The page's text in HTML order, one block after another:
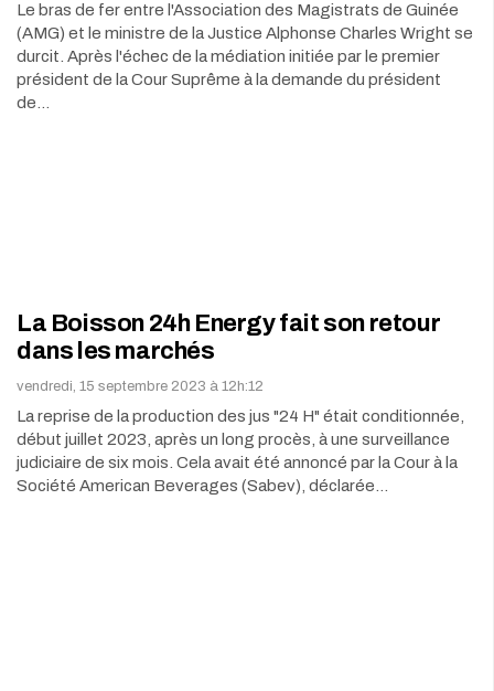
Le bras de fer entre l'Association des Magistrats de Guinée
(AMG) et le ministre de la Justice Alphonse Charles Wright se
durcit. Après l'échec de la médiation initiée par le premier
président de la Cour Suprême à la demande du président
de…
La Boisson 24h Energy fait son retour
dans les marchés
vendredi, 15 septembre 2023 à 12h:12
La reprise de la production des jus "24 H" était conditionnée,
début juillet 2023, après un long procès, à une surveillance
judiciaire de six mois. Cela avait été annoncé par la Cour à la
Société American Beverages (Sabev), déclarée…